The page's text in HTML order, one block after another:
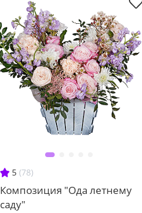
5 (78)
Композиция "Ода летнему
саду"